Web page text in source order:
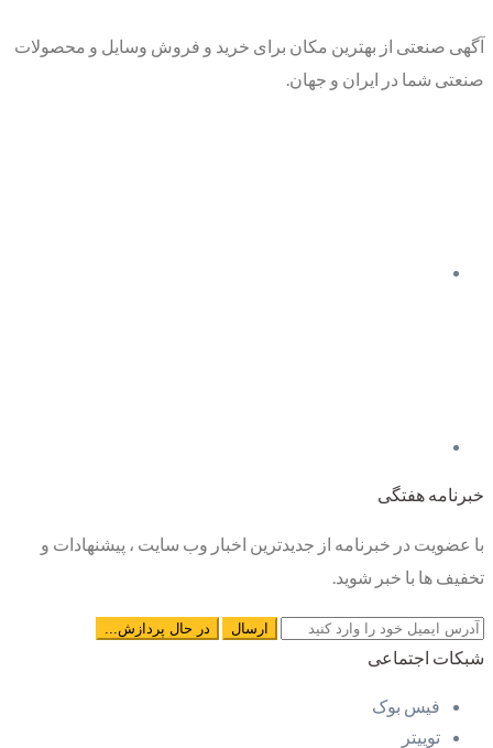
آگهی صنعتی از بهترین مکان برای خرید و فروش وسایل و محصولات
صنعتی شما در ایران و جهان.
خبرنامه هفتگی
با عضویت در خبرنامه از جدیدترین اخبار وب سایت ، پیشنهادات و
تخفیف ها با خبر شوید.
شبکات اجتماعی
فیس بوک
توییتر